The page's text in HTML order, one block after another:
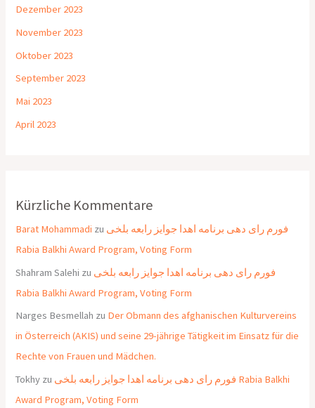
Dezember 2023
November 2023
Oktober 2023
September 2023
Mai 2023
April 2023
Kürzliche Kommentare
Barat Mohammadi zu فورم رای دهی برنامه اهدا جوایز رابعه بلخی
Rabia Balkhi Award Program, Voting Form
Shahram Salehi zu فورم رای دهی برنامه اهدا جوایز رابعه بلخی
Rabia Balkhi Award Program, Voting Form
Narges Besmellah zu Der Obmann des afghanischen Kulturvereins
in Österreich (AKIS) und seine 29-jährige Tätigkeit im Einsatz für die
Rechte von Frauen und Mädchen.
Tokhy zu فورم رای دهی برنامه اهدا جوایز رابعه بلخی Rabia Balkhi
Award Program, Voting Form